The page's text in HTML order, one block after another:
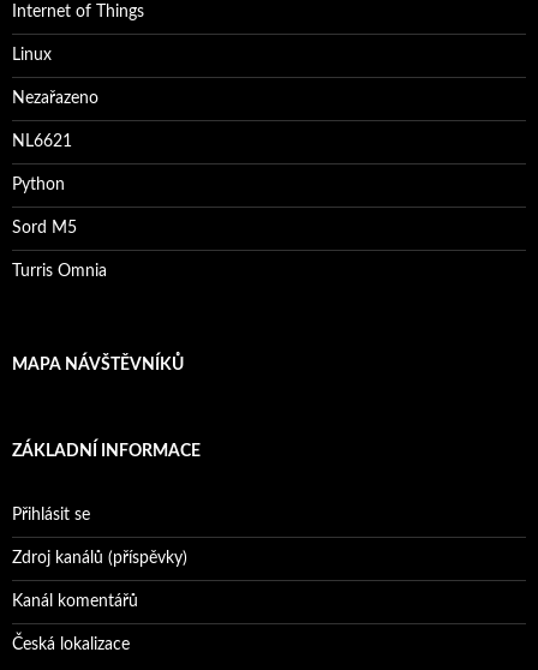
Internet of Things
Linux
Nezařazeno
NL6621
Python
Sord M5
Turris Omnia
MAPA NÁVŠTĚVNÍKŮ
ZÁKLADNÍ INFORMACE
Přihlásit se
Zdroj kanálů (příspěvky)
Kanál komentářů
Česká lokalizace